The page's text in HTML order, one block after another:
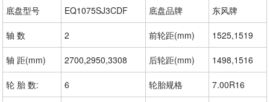
底盘型号 EQ1075SJ3CDF 底盘品牌 东风牌
轴 数 2 前轮距(mm) 1525,1519
轴 距(mm) 2700,2950,3308 后轮距(mm) 1498,1516
轮 胎 数: 6 轮胎规格 7.00R16